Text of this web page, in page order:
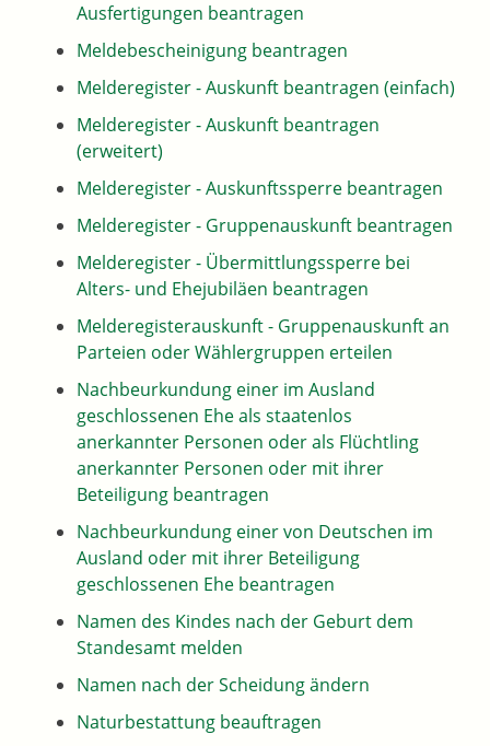
Ausfertigungen beantragen
Meldebescheinigung beantragen
Melderegister - Auskunft beantragen (einfach)
Melderegister - Auskunft beantragen
(erweitert)
Melderegister - Auskunftssperre beantragen
Melderegister - Gruppenauskunft beantragen
Melderegister - Übermittlungssperre bei
Alters- und Ehejubiläen beantragen
Melderegisterauskunft - Gruppenauskunft an
Parteien oder Wählergruppen erteilen
Nachbeurkundung einer im Ausland
geschlossenen Ehe als staatenlos
anerkannter Personen oder als Flüchtling
anerkannter Personen oder mit ihrer
Beteiligung beantragen
Nachbeurkundung einer von Deutschen im
Ausland oder mit ihrer Beteiligung
geschlossenen Ehe beantragen
Namen des Kindes nach der Geburt dem
Standesamt melden
Namen nach der Scheidung ändern
Naturbestattung beauftragen